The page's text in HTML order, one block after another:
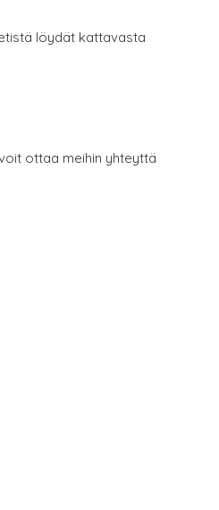
löydät kattavasta
ottaa meihin yhteyttä